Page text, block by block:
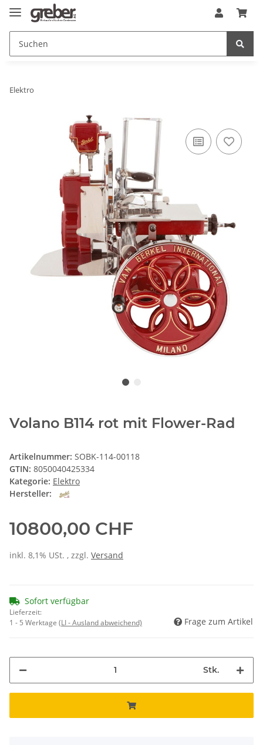
Elektro
Volano B114 rot mit Flower-Rad
Artikelnummer: SOBK-114-00118
GTIN: 8050040425334
Kategorie: Elektro
Hersteller:
10800,00 CHF
inkl. 8,1% USt. , zzgl. Versand
Sofort verfügbar
Lieferzeit:
1 - 5 Werktage (LI - Ausland abweichend) Frage zum Artikel
Stk.